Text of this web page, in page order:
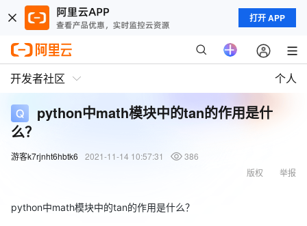
打开 APP
开发者社区 个人
python中math模块中的tan的作用是什
么？
游客k7rjnht6hbtk6 2021-11-14 10:57:31
386
举报
版权
python中math模块中的tan的作用是什么？